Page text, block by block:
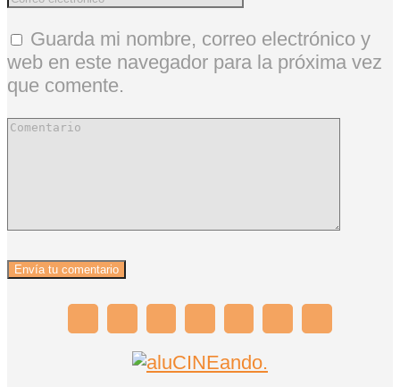
Guarda mi nombre, correo electrónico y
web en este navegador para la próxima vez
que comente.